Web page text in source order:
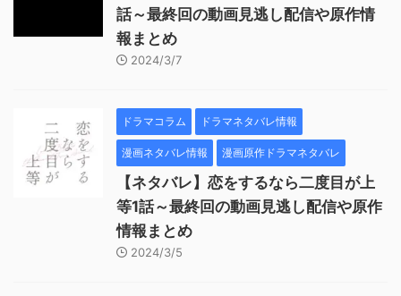
話～最終回の動画見逃し配信や原作情
報まとめ
2024/3/7
ドラマコラム ドラマネタバレ情報
漫画ネタバレ情報 漫画原作ドラマネタバレ
【ネタバレ】恋をするなら二度目が上
等1話～最終回の動画見逃し配信や原作
情報まとめ
2024/3/5